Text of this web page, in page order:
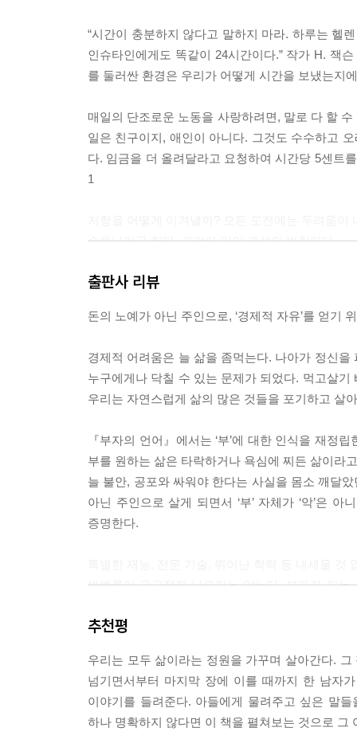
“시간이 충분하지 않다고 말하지 마라. 하루는 헬
인슈타인에게도 똑같이 24시간이다.” 작가 H. 잭
를 둘러싼 환경은 우리가 어떻게 시간을 보냈는지
매일의 단조로운 노동을 사랑하려면, 말로 다 할
일은 친구이지, 애인이 아니다. 그것도 수수하고
다. 임금을 더 올려달라고 요청하여 시간당 5센트
1
속해나가곤 한다. 그것이 일의 관성의 법칙이다.
야. 거기에는 시간과 비전, 노동이 필요하고, 온갖
‘가장’ 원하는 것과 ‘지금’ 원하는 것을 기꺼이
선택하고, 좋은 계획을 세우고, 계획을 따르기 위
에 간직하라. --- p.199
아이들에게는 현재 진행형인 지침이 필요하다. 많
적인 행위들과 생각이다. 과거의 사슬을 끊어내지
--- p.251
버크는 말했다. --- p.303
“부란 삶의 방식일지도 몰라. 올바른 일을 하는
관은 우리를 나아가게 하고, 결국 우리를 지배하지.”
--- p.329
출판사 리뷰
돈의 노예가 아닌 주인으로, ‘경제적 자유’를 얻기
경제적 어려움은 늘 삶을 좀먹는다. 나아가 정신
누구에게나 닥칠 수 있는 문제가 되었다. 먹고살
우리는 자연스럽게 삶의 많은 것들을 포기하고 살
『부자의 언어』에서는 ‘부’에 대한 인식을 재정
부를 원하는 삶은 타락하거나 욕심에 찌든 삶이라
늘 불안, 공포와 싸워야 한다는 사실을 몸소 깨달
아닌 주인으로 살게 되면서 ‘부’ 자체가 ‘악’은
증명한다.
방법론이 구구절절 나오지는 않는다. 부자가 되
원칙이라기보다 ‘삶의 원칙’에 가깝다.
물고기를 잡아주는 것이 아닌 ‘물고기 잡는 법’을
부를 추구하는 삶을 산 끝에 경제적 자유를 얻게
난관 중에서도 특히 경제적 난관이 가장 견디
추천평
우리는 모두 삶이라는 정원을 가꾸며 살아간다.
넘기면서부터 마지막 장에 이를 때까지 한 남자
이야기를 들려준다. 아들에게 물려주고 싶은 말
하나 명확하지 않다면 이 책을 펼쳐보는 것으로 그